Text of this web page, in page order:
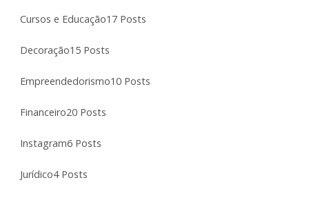
Cursos e Educação17 Posts
Decoração15 Posts
Empreendedorismo10 Posts
Financeiro20 Posts
Instagram6 Posts
Jurídico4 Posts